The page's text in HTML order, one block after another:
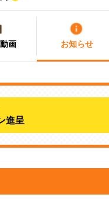
画 お知らせ
進呈